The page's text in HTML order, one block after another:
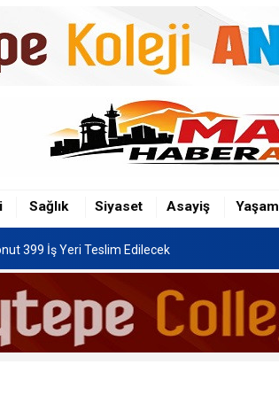
Sağlık Siyaset Asayiş Yaşam
399 İş Yeri Teslim Edilecek
Kadro İhdas Edildi
399 İş Yeri Teslim Edilecek
Gazete'de Yayımlandı